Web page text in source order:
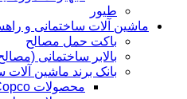
طیور
ماشین آلات ساختمانی و
باکت حمل مصالح
بالابر ساختمانی
بانک برند ماشین
محصولات Atlas Copco